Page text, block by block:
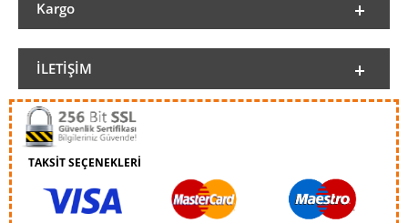
Kargo
İLETIŞIM
TAKSİT SEÇENEKLERİ